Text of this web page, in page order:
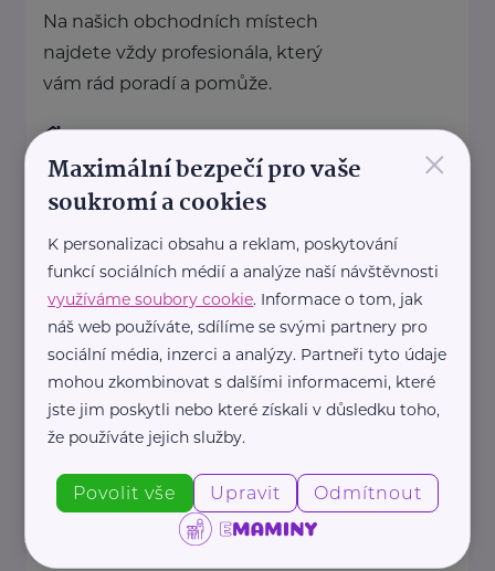
Na našich obchodních místech
najdete vždy profesionála, který
vám rád poradí a pomůže.
https://www.allianz.cz/cs_CZ/pobocky-
a-poradci/0123-Petr-Ocetnik--s-r-
o.html
+420 353 350 101
petr.ocetnik@iallianz.cz
Allianz pojišťovna, a. s.
Sokolovská 926/81a Karlovy Vary
Na našich obchodních místech
najdete vždy profesionála, který
vám rád poradí a pomůže.
×
Maximální bezpečí pro vaše
soukromí a cookies
K personalizaci obsahu a reklam, poskytování
funkcí sociálních médií a analýze naší návštěvnosti
využíváme soubory cookie. Informace o tom, jak
náš web používáte, sdílíme se svými partnery pro
sociální média, inzerci a analýzy. Partneři tyto údaje
mohou zkombinovat s dalšími informacemi, které
jste jim poskytli nebo které získali v důsledku toho,
že používáte jejich služby.
Povolit vše Upravit Odmítnout